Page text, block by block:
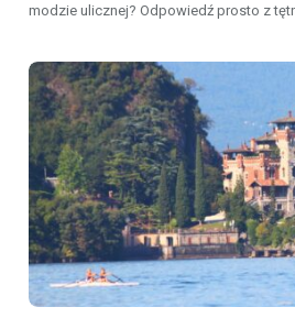
modzie ulicznej? Odpowiedź prosto z